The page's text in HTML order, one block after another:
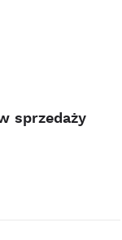
sprzedaży